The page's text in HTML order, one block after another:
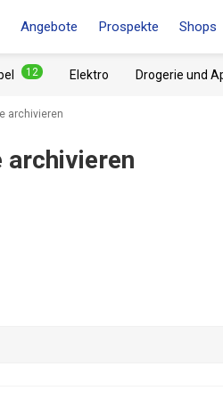
Angebote Prospekte Shops
12 Elektro Drogerie und
archivieren